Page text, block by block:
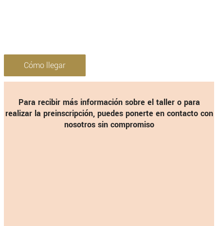
Cómo llegar
Para recibir más información sobre el taller o para
realizar la preinscripción, puedes ponerte en contacto con
nosotros sin compromiso